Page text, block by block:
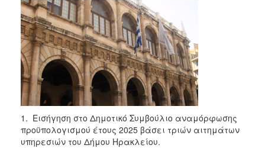
2018
2017
2016
2015
2012
2011
2010
2006
1. Εισήγηση στο Δημοτικό Συμβούλιο αναμόρφωσης
προϋπολογισμού έτους 2025 βάσει τριών αιτημάτων
υπηρεσιών του Δήμου Ηρακλείου.